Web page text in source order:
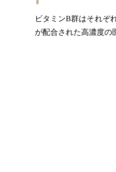
ビタミンB群はそれぞ
が配合された高濃度の